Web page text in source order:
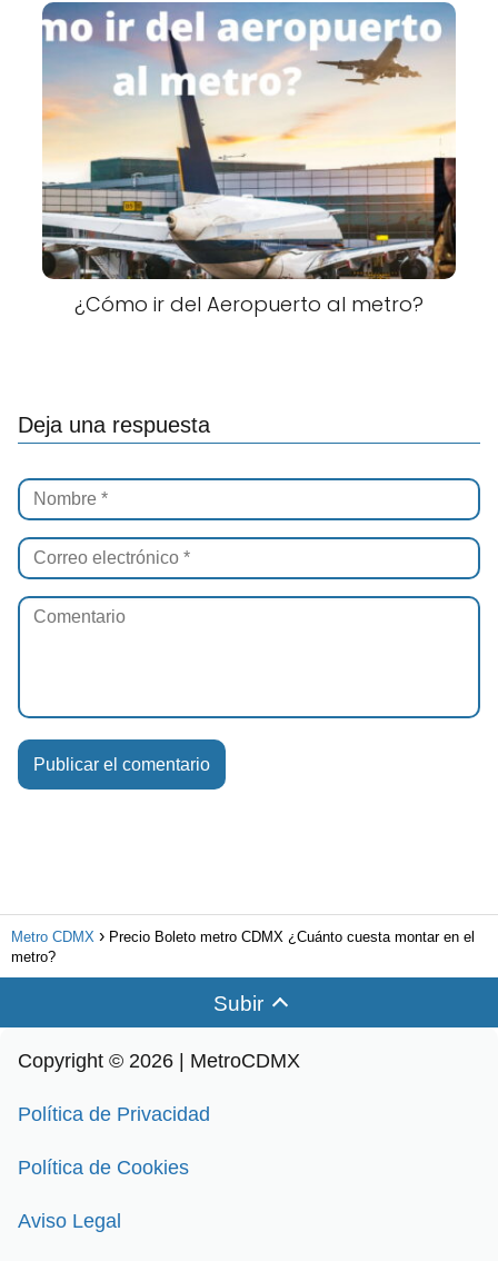
¿Cómo ir del Aeropuerto al metro?
Deja una respuesta
Metro CDMX
Precio Boleto metro CDMX ¿Cuánto cuesta montar en el
metro?
Subir
Copyright © 2026 | MetroCDMX
Política de Privacidad
Política de Cookies
Aviso Legal